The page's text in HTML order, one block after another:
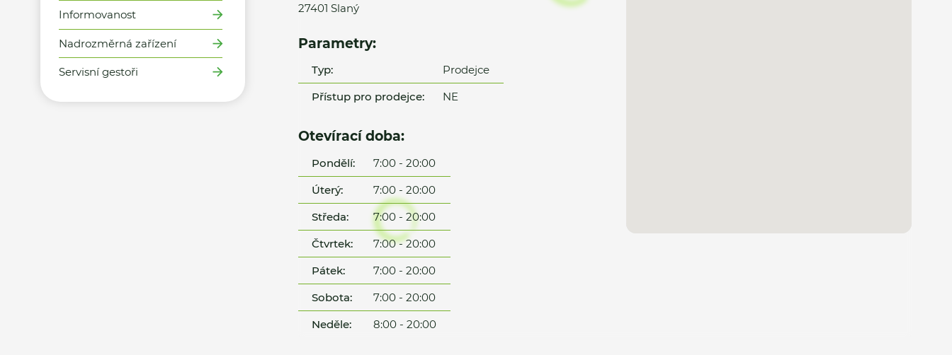
Informovanost
Nadrozměrná zařízení
Servisní gestoři
27401 Slaný
Parametry:
Typ:
Prodejce
Přístup pro prodejce:
NE
Otevírací doba:
Pondělí:
7:00 - 20:00
Úterý:
7:00 - 20:00
Středa:
7:00 - 20:00
Čtvrtek:
7:00 - 20:00
Pátek:
7:00 - 20:00
Sobota:
7:00 - 20:00
Neděle:
8:00 - 20:00